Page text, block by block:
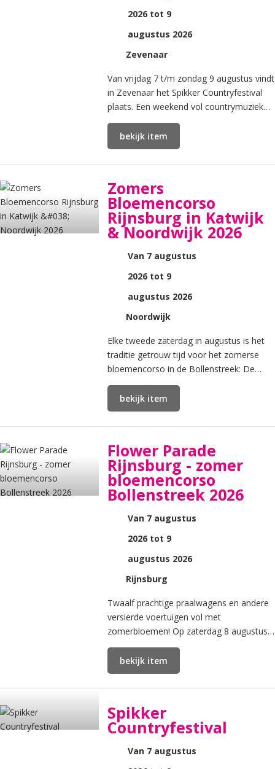
2026 tot 9
augustus 2026
Zevenaar
Van vrijdag 7 t/m zondag 9 augustus vindt
in Zevenaar het Spikker Countryfestival
plaats. Een weekend vol countrymuziek
met live bands en DJ’s op diverse locaties
in de stad.
bekijk item
Zomers
Bloemencorso
Rijnsburg in Katwijk
& Noordwijk 2026
Van 7 augustus
2026 tot 9
augustus 2026
Noordwijk
Elke tweede zaterdag in augustus is het
traditie getrouw tijd voor het zomerse
bloemencorso in de Bollenstreek: De
Flower Parade Rijnsburg. Dit schitterende
bloemenfeest is o.
bekijk item
Flower Parade
Rijnsburg - zomer
bloemencorso
Bollenstreek 2026
Van 7 augustus
2026 tot 9
augustus 2026
Rijnsburg
Twaalf prachtige praalwagens en andere
versierde voertuigen vol met
zomerbloemen! Op zaterdag 8 augustus
2026 rijdt de Flower Parade Rijnsburg, het
zomer bloemencorso, vanaf 1
bekijk item
Spikker
Countryfestival
Van 7 augustus